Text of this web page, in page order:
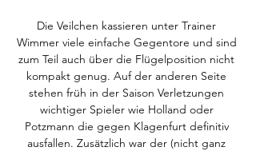
Die Veilchen kassieren unter Trainer
Wimmer viele einfache Gegentore und sind
zum Teil auch über die Flügelposition nicht
kompakt genug. Auf der anderen Seite
stehen früh in der Saison Verletzungen
wichtiger Spieler wie Holland oder
Potzmann die gegen Klagenfurt definitiv
ausfallen. Zusätzlich war der (nicht ganz